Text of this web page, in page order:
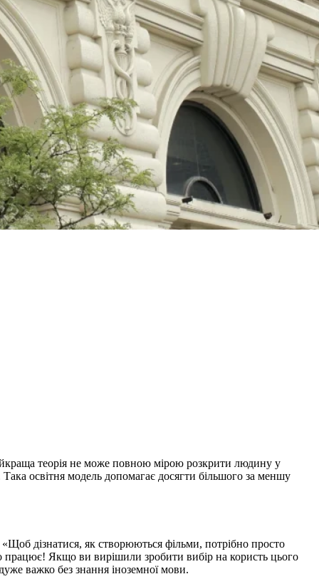
теорія не може повною мірою розкрити людину у
освітня модель допомагає досягти більшого за меншу
дізнатися, як створюються фільми, потрібно просто
Якщо ви вирішили зробити вибір на користь цього
важко без знання іноземної мови.